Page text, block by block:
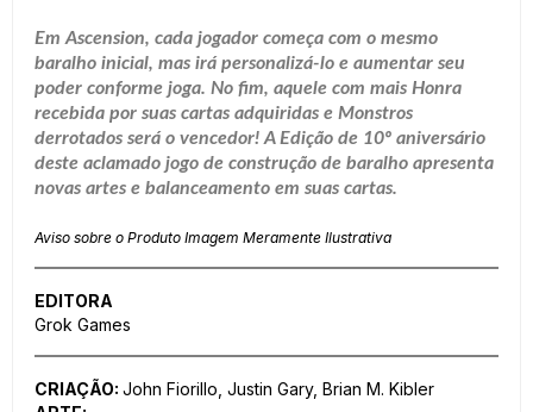
Em Ascension, cada jogador começa com o mesmo
baralho inicial, mas irá personalizá-lo e aumentar seu
poder conforme joga. No fim, aquele com mais Honra
recebida por suas cartas adquiridas e Monstros
derrotados será o vencedor! A Edição de 10º aniversário
deste aclamado jogo de construção de baralho apresenta
novas artes e balanceamento em suas cartas.
Aviso sobre o Produto Imagem Meramente Ilustrativa
EDITORA
Grok Games
CRIAÇÃO: John Fiorillo, Justin Gary, Brian M. Kibler